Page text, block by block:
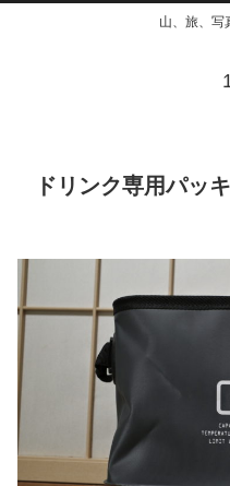
山、旅、
ドリンク専用パッ